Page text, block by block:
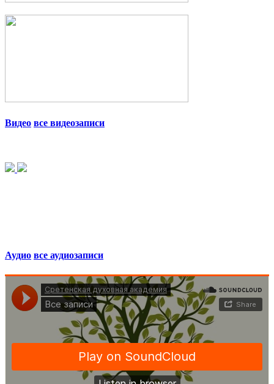
Видео все видеозаписи
Аудио все аудиозаписи